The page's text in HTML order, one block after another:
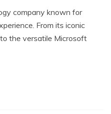
company known for
From its iconic
the versatile Microsoft